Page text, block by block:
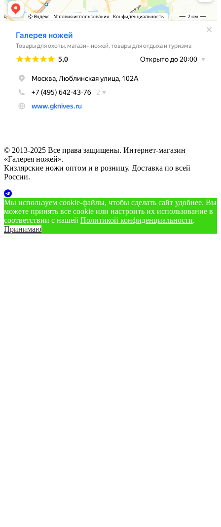
© 2013-2025 Все права защищены. Интернет-магазин
«Галерея ножей».
Кизлярские ножи оптом и в розницу. Доставка по всей
России.
Мы используем cookie‑файлы, чтобы сделать сайт удобнее. Вы
можете принять все cookie или настроить их использование в
соответствии с нашей Политикой конфиденциальности.
Принимаю